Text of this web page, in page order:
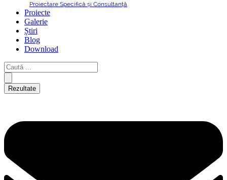
Proiectare Specifică și Consultanță
Proiecte
Galerie
Știri
Blog
Download
Rezultate